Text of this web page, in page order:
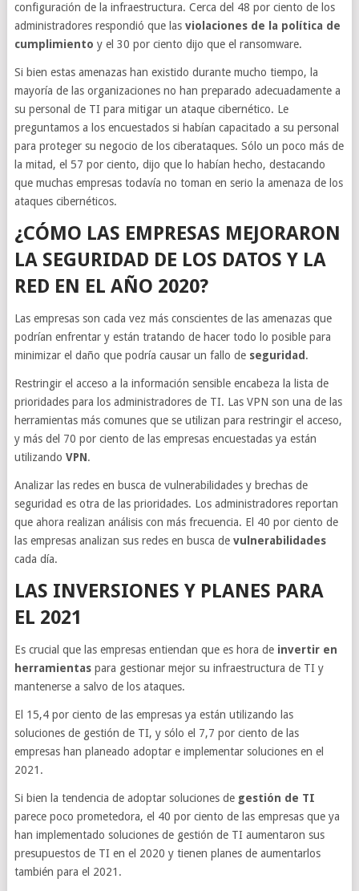
configuración de la infraestructura. Cerca del 48 por ciento de los
administradores respondió que lasviolaciones de la política de
cumplimiento y el 30 por ciento dijo que el ransomware.
Si bien estas amenazas han existido durante mucho tiempo, la
mayoría de las organizaciones no han preparado adecuadamente a
su personal de TI para mitigar un ataque cibernético. Le
preguntamos a los encuestados si habían capacitado a su personal
para proteger su negocio de los ciberataques. Sólo un poco más de
la mitad, el 57 por ciento, dijo que lo habían hecho, destacando
que muchas empresas todavía no toman en serio la amenaza de los
ataques cibernéticos.
¿CÓMO LAS EMPRESAS MEJORARON
LA SEGURIDAD DE LOS DATOS Y LA
RED EN EL AÑO 2020?
Las empresas son cada vez más conscientes de las amenazas que
podrían enfrentar y están tratando de hacer todo lo posible para
minimizar el daño que podría causar un fallo de seguridad .
Restringir el acceso a la información sensible encabeza la lista de
prioridades para los administradores de TI. Las VPN son una de las
herramientas más comunes que se utilizan para restringir el acceso,
y más del 70 por ciento de las empresas encuestadas ya están
utilizando VPN.
Analizar las redes en busca de vulnerabilidades y brechas de
seguridad es otra de las prioridades. Los administradores reportan
que ahora realizan análisis con más frecuencia. El 40 por ciento de
las empresas analizan sus redes en busca de vulnerabilidades
cada día.
LAS INVERSIONES Y PLANES PARA
EL 2021
Es crucial que las empresas entiendan que es hora de invertir en
herramientaspara gestionar mejor su infraestructura de TI y
mantenerse a salvo de los ataques.
El 15,4 por ciento de las empresas ya están utilizando las
soluciones de gestión de TI, y sólo el 7,7 por ciento de las
empresas han planeado adoptar e implementar soluciones en el
2021.
Si bien la tendencia de adoptar soluciones de gestión de TI
parece poco prometedora, el 40 por ciento de las empresas que ya
han implementado soluciones de gestión de TI aumentaron sus
presupuestos de TI en el 2020 y tienen planes de aumentarlos
también para el 2021.